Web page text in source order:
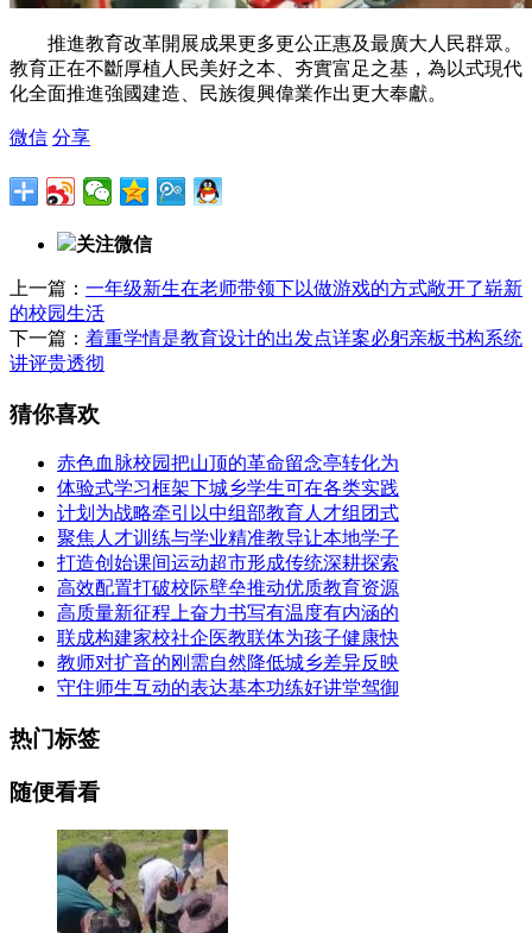
推進教育改革開展成果更多更公正惠及最廣大人民群眾。
教育正在不斷厚植人民美好之本、夯實富足之基，為以式現代
化全面推進強國建造、民族復興偉業作出更大奉獻。
微信 分享
关注微信
上一篇： 一年级新生在老师带领下以做游戏的方式敞开了崭新
的校园生活
下一篇： 着重学情是教育设计的出发点详案必躬亲板书构系统
讲评贵透彻
猜你喜欢
赤色血脉校园把山顶的革命留念亭转化为
体验式学习框架下城乡学生可在各类实践
计划为战略牵引以中组部教育人才组团式
聚焦人才训练与学业精准教导让本地学子
打造创始课间运动超市形成传统深耕探索
高效配置打破校际壁垒推动优质教育资源
高质量新征程上奋力书写有温度有内涵的
联成构建家校社企医教联体为孩子健康快
教师对扩音的刚需自然降低城乡差异反映
守住师生互动的表达基本功练好讲堂驾御
热门标签
随便看看